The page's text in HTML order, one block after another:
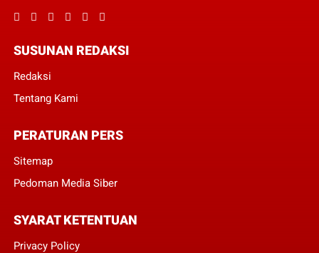
SUSUNAN REDAKSI
Redaksi
Tentang Kami
PERATURAN PERS
Sitemap
Pedoman Media Siber
SYARAT KETENTUAN
Privacy Policy